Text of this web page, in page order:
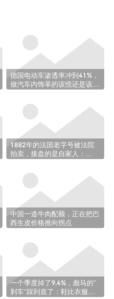
德国电动车渗透率冲到41%，
做汽车内饰革的该慌还是该
1882年的法国老字号被法院
拍卖，接盘的是自家人：
中国一道牛肉配额，正在把巴
西生皮价格推向拐点
一个季度掉了9.4%，彪马的”
刹车”踩到底了：鞋比衣服跌